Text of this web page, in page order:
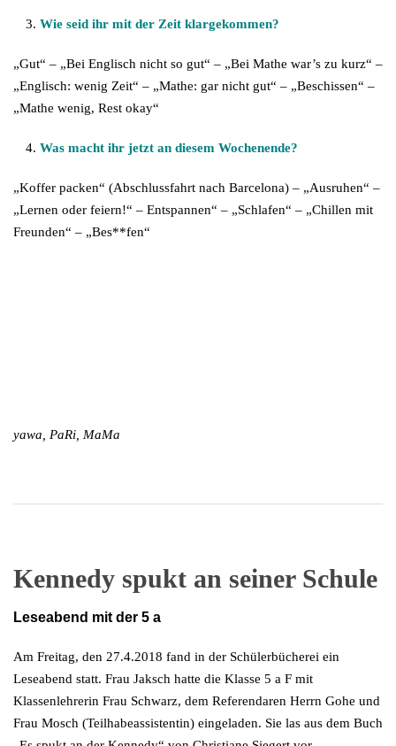
Wie seid ihr mit der Zeit klargekommen?
„Gut“ – „Bei Englisch nicht so gut“ – „Bei Mathe war’s zu kurz“ –
„Englisch: wenig Zeit“ – „Mathe: gar nicht gut“ – „Beschissen“ –
„Mathe wenig, Rest okay“
Was macht ihr jetzt an diesem Wochenende?
„Koffer packen“ (Abschlussfahrt nach Barcelona) – „Ausruhen“ –
„Lernen oder feiern!“ – Entspannen“ – „Schlafen“ – „Chillen mit
Freunden“ – „Bes**fen“
yawa, PaRi, MaMa
Kennedy spukt an seiner Schule
Leseabend mit der 5 a
Am Freitag, den 27.4.2018 fand in der Schülerbücherei ein
Leseabend statt. Frau Jaksch hatte die Klasse 5 a F mit
Klassenlehrerin Frau Schwarz, dem Referendaren Herrn Gohe und
Frau Mosch (Teilhabeassistentin) eingeladen. Sie las aus dem Buch